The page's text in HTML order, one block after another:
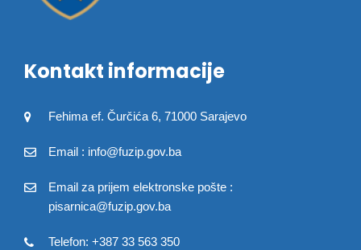
Kontakt informacije
Fehima ef. Čurčića 6, 71000 Sarajevo
Email : info@fuzip.gov.ba
Email za prijem elektronske pošte :
pisarnica@fuzip.gov.ba
Telefon: +387 33 563 350